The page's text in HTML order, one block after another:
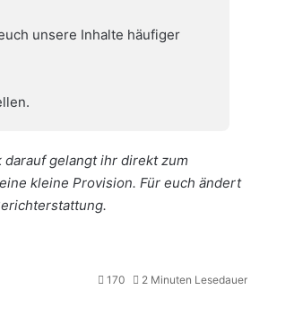
unsere Inhalte häufiger
gelangt ihr direkt zum
kleine Provision. Für euch ändert
170 2 Minuten Lesedauer